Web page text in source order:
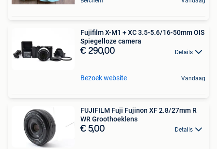
Fujifilm X-M1 + XC 3.5-5.6/16-50mm OIS
Spiegelloze camera
€ 290,00 Details
Bezoek website Vandaag
FUJIFILM Fuji Fujinon XF 2.8/27mm R
WR Groothoeklens
€ 5,00 Details